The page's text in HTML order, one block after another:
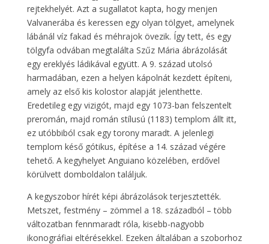
rejtekhelyét. Azt a sugallatot kapta, hogy menjen
Valvanerába és keressen egy olyan tölgyet, amelynek
lábánál víz fakad és méhrajok övezik. Így tett, és egy
tölgyfa odvában megtalálta Szűz Mária ábrázolását
egy ereklyés ládikával együtt. A 9. század utolsó
harmadában, ezen a helyen kápolnát kezdett építeni,
amely az első kis kolostor alapját jelenthette.
Eredetileg egy vizigót, majd egy 1073-ban felszentelt
preromán, majd román stílusú (1183) templom állt itt,
ez utóbbiból csak egy torony maradt. A jelenlegi
templom késő gótikus, építése a 14. század végére
tehető. A kegyhelyet Anguiano közelében, erdővel
körülvett domboldalon találjuk.
A kegyszobor hírét képi ábrázolások terjesztették.
Metszet, festmény – zömmel a 18. századból – több
változatban fennmaradt róla, kisebb-nagyobb
ikonográfiai eltérésekkel. Ezeken általában a szoborhoz